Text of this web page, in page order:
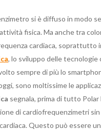
si è diffuso in modo
fisica. Ma anche tra
cardiaca, soprattutto
, lo sviluppo delle
sempre di più lo
sono moltissime le
segnala, prima di tutto Polar
di cardiofrequenzimetri
Questo può essere